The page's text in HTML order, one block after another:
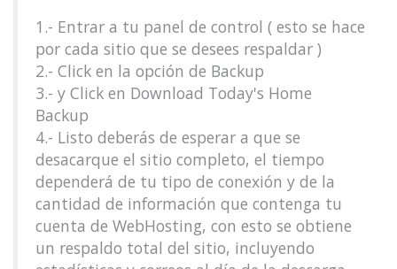
1.- Entrar a tu panel de control ( esto se hace
por cada sitio que se desees respaldar )
2.- Click en la opción de Backup
3.- y Click en Download Today's Home
Backup
4.- Listo deberás de esperar a que se
desacarque el sitio completo, el tiempo
dependerá de tu tipo de conexión y de la
cantidad de información que contenga tu
cuenta de WebHosting, con esto se obtiene
un respaldo total del sitio, incluyendo